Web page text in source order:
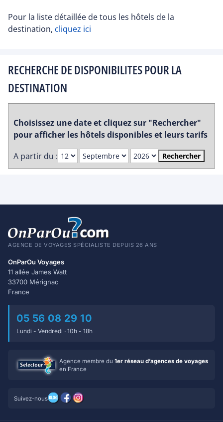
Pour la liste détaillée de tous les hôtels de la
destination, cliquez ici
RECHERCHE DE DISPONIBILITES POUR LA
DESTINATION
Choisissez une date et cliquez sur "Rechercher"
pour afficher les hôtels disponibles et leurs tarifs
A partir du :
Rechercher
AGENCE DE VOYAGES SPÉCIALISTE DEPUIS 26 ANS
OnParOu Voyages
11 allée James Watt
33700 Mérignac
France
05 56 08 29 10
Lundi - Vendredi · 10h - 18h
Agence membre du 1er réseau d’agences de voyages
en France
Suivez-nous